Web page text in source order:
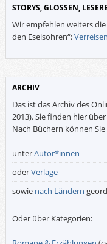
STORYS, GLOSSEN,
Wir empfehlen weiters die
den Eselsohren“:
ARCHIV
Das ist das Archiv des
2013). Sie finden hier
Nach Büchern können
unterAutor*innen
oderVerlage
sowie nach Ländern
Oder über Kategorien: